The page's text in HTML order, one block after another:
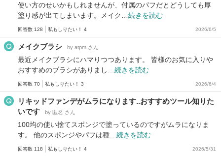
使い方のせいかもしれませんが、付属のパフだとどうしても厚
塗り感が出てしまいます。メイク… 続きを読む
回答数 128 私もしりたい！ 4 2026/6/5
メイクブラシ by atpm さん
最近メイクブラシにハマりつつあります。 皆様のお気に入りや
おすすめのブラシがありまし… 続きを読む
回答数 70 私もしりたい！ 3 2026/6/4
リキッドファンデがムラになります..おすすめツール知りた
いです
by 匿名 さん
100均の使い捨てスポンジで塗っているのですがムラになりま
す。 他のスポンジやパフは種… 続きを読む
回答数 118 私もしりたい！ 4 2026/5/31